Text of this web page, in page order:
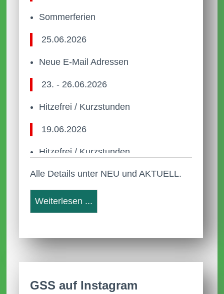
Sommerferien
25.06.2026
Neue E-Mail Adressen
23. - 26.06.2026
Hitzefrei / Kurzstunden
19.06.2026
Hitzefrei / Kurzstunden
22.05.2026
Anleitung Anmeldung Webuntis
Alle Details unter NEU und AKTUELL.
Weiterlesen ...
GSS auf Instagram